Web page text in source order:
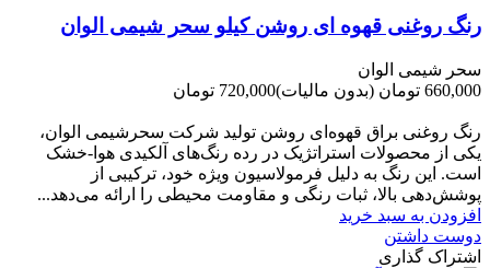
رنگ روغنی قهوه ای روشن کیلو سحر شیمی الوان
سحر شیمی الوان
660,000 تومان
(بدون مالیات)720,000 تومان
رنگ روغنی براق قهوه‌ای روشن تولید شرکت سحرشیمی الوان،
یکی از محصولات استراتژیک در رده رنگ‌های آلکیدی هوا-خشک
است. این رنگ به دلیل فرمولاسیون ویژه خود، ترکیبی از
پوشش‌دهی بالا، ثبات رنگی و مقاومت محیطی را ارائه می‌دهد...
افزودن به سبد خرید
دوست داشتن
اشتراک گذاری